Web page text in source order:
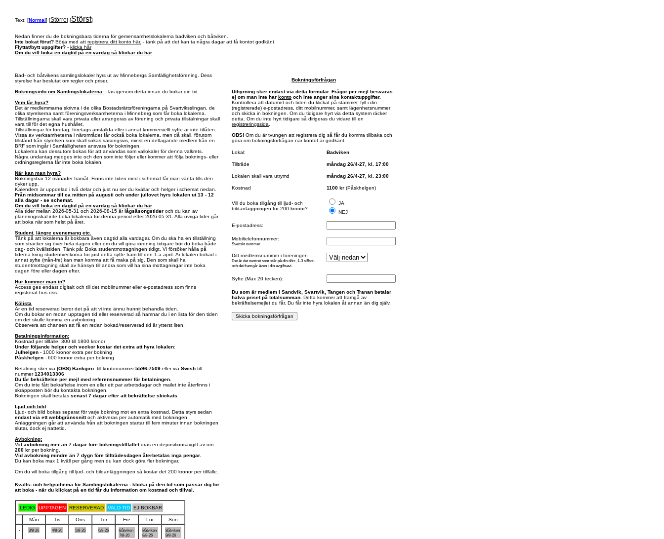
Text: [Normal] [Större] [Störst]
Nedan finner du de bokningsbara tiderna för gemensamhetslokalerna badviken och båtviken.
Inte bokat förut? Börja med att registrera ditt konto här. - tänk på att det kan ta några dagar att få kontot godkänt.
Flyttat/bytt uppgifter? - klicka här
Om du vill boka en dagtid på en vardag så klickar du här
Bad- och båtvikens samlingslokaler hyrs ut av Minnebergs Samfällighetsförening. Dess
styrelse har beslutat om regler och priser.
Bokningsinfo om Samlingslokalerna: - läs igenom detta innan du bokar din tid.
Vem får hyra?
Det är medlemmarna skrivna i de olika Bostadsrättsföreningarna på Svartviksslingan, de
olika styrelserna samt föreningsverksamheterna i Minneberg som får boka lokalerna.
Tillställningarna skall vara privata eller arrangeras av förening och privata tillstälningar skall
vara till för det egna hushållet.
Tillställningar för företag, företags anställda eller i annat kommersiellt syfte är inte tillåten.
Vissa av verksamheterna i närområdet får också boka lokalerna, men då skall, förutom
tillstånd från styrelsen som skall sökas säsongsvis, minst en deltagande medlem från en
BRF som ingår i Samfälligheten ansvara för bokningen.
Lokalerna kan dessutom bokas för att användas som vallokaler för denna valkrets.
Några undantag medges inte och den som inte följer eller kommer att följa boknings- eller
ordningsreglerna får inte boka lokalen.
När kan man hyra?
Bokningsbar 12 månader framåt. Finns inte tiden med i schemat får man vänta tills den
dyker upp.
Kalendern är uppdelad i två delar och just nu ser du kvällar och helger i schemat nedan.
Från midsommar till ca mitten på augusti och under jullovet hyrs lokalen ut 13 - 12
alla dagar - se schemat.
Om du vill boka en dagtid på en vardag så klickar du här
Alla tider mellan 2026-05-31 och 2026-08-15 ärlågsäsongstider och du kan av
planeringsskäl inte boka lokalerna för denna period efter 2026-05-31. Alla övriga tider går
att boka när som helst på året.
Student, längre evenemang etc.
Tänk på att lokalerna är bokbara även dagtid alla vardagar. Om du ska ha en tillställning
som sträcker sig över hela dagen eller om du vill göra iordning tidigare bör du boka både
dag- och kvällstiden. Tänk på: Boka studentmottagningen tidigt. Vi försöker hålla på
tiderna kring studentveckorna för just detta syfte fram till den 1:a april. Är lokalen bokad i
annat syfte (mån-fre) kan man komma att få maka på sig. Den som skall ha
studentmottagning skall av hänsyn till andra som vill ha sina mottagningar inte boka
dagen före eller dagen efter.
Hur kommer man in?
Access ges endast digitalt och till det mobilnummer eller e-postadress som finns
registrerat hos oss.
Kölista
Är en tid reserverad beror det på att vi inte ännu hunnit behandla tiden.
Om du bokar en redan upptagen tid eller reserverad så hamnar du i en lista för den tiden
om det skulle komma en avbokning.
Observera att chansen att få en redan bokad/reserverad tid är ytterst liten.
Betalningsinformation:
Kostnad per tillfälle: 300 till 1800 kronor
Under följande helger och veckor kostar det extra att hyra lokalen:
Julhelgen - 1000 kronor extra per bokning
Påskhelgen - 600 kronor extra per bokning
Betalning sker via (OBS) Bankgiro till kontonummer5596-7509 eller via Swish till
nummer1234013306
Du får bekräftelse per mejl med referensnummer för betalningen.
Om du inte fått bekräftelse inom en eller ett par arbetsdagar och mailet inte återfinns i
skräpposten bör du kontakta bokningen.
Bokningen skall betalas senast 7 dagar efter att bekräftelse skickats
Ljud och bild
Ljud- och bild bokas separat för varje bokning mot en extra kostnad. Detta styrs sedan
endast via ett webbgränssnittoch aktiveras per automatik med bokningen.
Anläggningen går att använda från att bokningen startar till fem minuter innan bokningen
slutar, dock ej nattetid.
Avbokning:
Vid avbokning mer än 7 dagar före bokningstillfälletdras en depositionsavgift av om
200 kr per bokning.
Vid avbokning mindre än 7 dygn före tillträdesdagen återbetalas inga pengar.
Du kan boka max 1 kväll per gång men du kan dock göra fler bokningar.
Om du vill boka tillgång till ljud- och bildanläggningen så kostar det 200 kronor per tillfälle.
Bokningsförfrågan
Uthyrning sker endast via detta formulär. Frågor per mejl besvaras
ej om man inte har konto och inte anger sina kontaktuppgifter.
Kontrollera att datumet och tiden du klickat på stämmer, fyll i din
(registrerade) e-postadress, ditt mobilnummer, samt lägenhetsnummer
och skicka in bokningen. Om du tidigare hyrt via detta system räcker
detta. Om du inte hyrt tidigare så dirigeras du vidare till en
registreringssida
OBS! Om du är tvungen att registrera dig så får du komma tillbaka och
göra om bokningsförfrågan när kontot är godkänt.
Lokal: Badviken
Tillträde måndag 26/4-27, kl. 17:00
Lokalen skall vara utrymd måndag 26/4-27, kl. 23:00
Kostnad 1100 kr (Påskhelgen)
Vill du boka tillgång till ljud- och
bildanläggningen för 200 kronor?
JA
NEJ
E-postadress:
Mobiltelefonnummer:
Svenskt nummer
Ditt medlemsnummer i föreningen
Det är det numret som står på din dörr, 1-3 siffror.
och det framgår även i din avgiftsavi.
Syfte (Max 20 tecken):
Du som är medlem i Sandvik, Svartvik, Tangen och Tranan betalar
halva priset på totalsumman. Detta kommer att framgå av
bekräftelsemejlet du får. Du får inte hyra lokalen åt annan än dig själv.
Kvälls- och helgschema för Samlingslokalerna - klicka på den tid som passar dig för
att boka - när du klickat på en tid får du information om kostnad och tillval.
LEDIG UPPTAGEN RESERVERAD VALD TID EJ BOKBAR
Mån Tis Ons Tor Fre Lör
Sön
3/8-26 4/8-26 5/8-26 6/8-26
Båtviken
7/8-26
Båtviken
8/8-26
Båtviken
9/8-26